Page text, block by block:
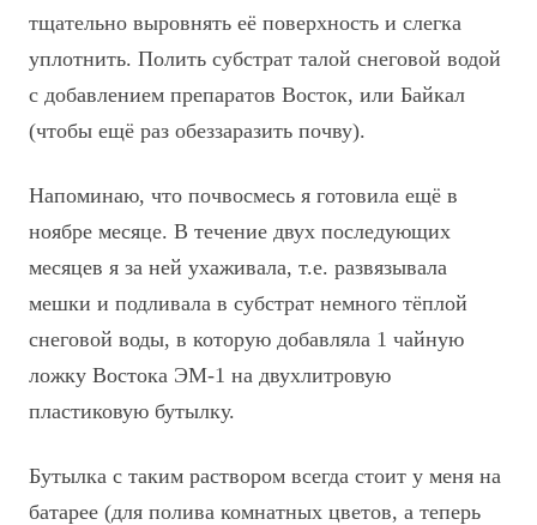
тщательно выровнять её поверхность и слегка
уплотнить. Полить субстрат талой снеговой водой
с добавлением препаратов Восток, или Байкал
(чтобы ещё раз обеззаразить почву).
Напоминаю, что почвосмесь я готовила ещё в
ноябре месяце. В течение двух последующих
месяцев я за ней ухаживала, т.е. развязывала
мешки и подливала в субстрат немного тёплой
снеговой воды, в которую добавляла 1 чайную
ложку Востока ЭМ-1 на двухлитровую
пластиковую бутылку.
Бутылка с таким раствором всегда стоит у меня на
батарее (для полива комнатных цветов, а теперь